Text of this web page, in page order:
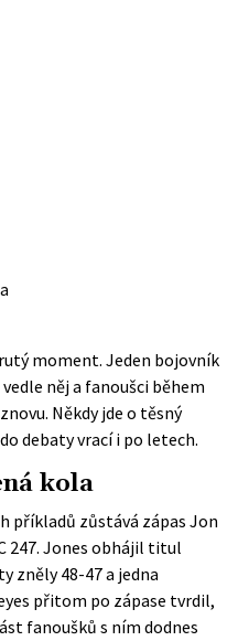
moment. Jeden bojovník
něj a fanoušci během
Někdy jde o těsný
debaty vrací i po letech.
kola
příkladů zůstává zápas Jon
247. Jones obhájil titul
zněly 48-47 a jedna
přitom po zápase tvrdil,
fanoušků s ním dodnes